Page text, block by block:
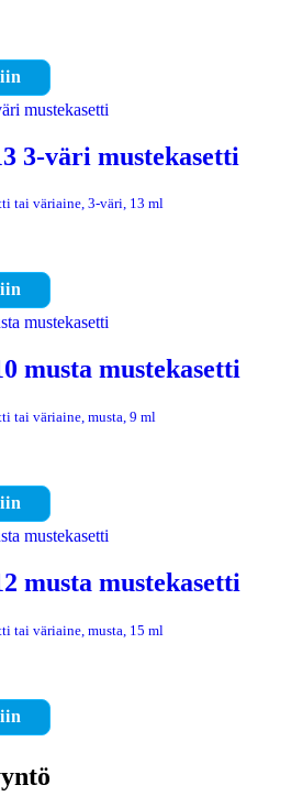
3-väri mustekasetti
tai väriaine, 3-väri, 13 ml
musta mustekasetti
tai väriaine, musta, 9 ml
musta mustekasetti
tai väriaine, musta, 15 ml